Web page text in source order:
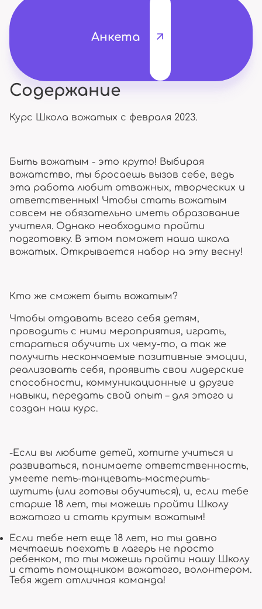
Анкета
Содержание
Курс Школа вожатых с февраля 2023.
Быть вожатым - это круто! Выбирая
вожатство, ты бросаешь вызов себе, ведь
эта работа любит отважных, творческих и
ответственных! Чтобы стать вожатым
совсем не обязательно иметь образование
учителя. Однако необходимо пройти
подготовку. В этом поможет наша школа
вожатых. Открывается набор на эту весну!
Кто же сможет быть вожатым?
Чтобы отдавать всего себя детям,
проводить с ними мероприятия, играть,
стараться обучить их чему-то, а так же
получить нескончаемые позитивные эмоции,
реализовать себя, проявить свои лидерские
способности, коммуникационные и другие
навыки, передать свой опыт – для этого и
создан наш курс.
-Если вы любите детей, хотите учиться и
развиваться, понимаете ответственность,
умеете петь-танцевать-мастерить-
шутить (или готовы обучиться), и, если тебе
старше 18 лет, ты можешь пройти Школу
вожатого и стать крутым вожатым!
Если тебе нет еще 18 лет, но ты давно
мечтаешь поехать в лагерь не просто
ребенком, то ты можешь пройти нашу Школу
и стать помощником вожатого, волонтером.
Тебя ждет отличная команда!